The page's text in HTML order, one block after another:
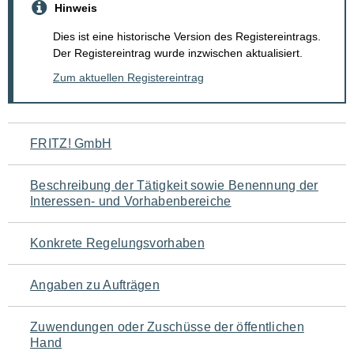
Hinweis
Dies ist eine historische Version des Registereintrags.
Der Registereintrag wurde inzwischen aktualisiert.
Zum aktuellen Registereintrag
Navigation
für
den
Seiteninhalt
FRITZ! GmbH
Beschreibung der Tätigkeit sowie Benennung der
Interessen- und Vorhabenbereiche
Konkrete Regelungsvorhaben
Angaben zu Aufträgen
Zuwendungen oder Zuschüsse der öffentlichen
Hand